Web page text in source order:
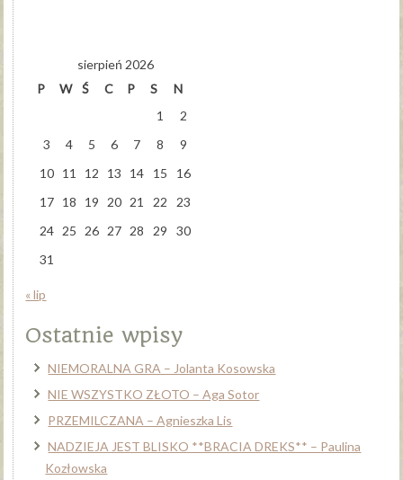
sierpień 2026
P
W Ś C P S
N
1
2
3
4 5 6 7 8
9
10 11 12 13 14 15
16
17 18 19 20 21 22
23
24 25 26 27 28 29
30
31
« lip
Ostatnie wpisy
NIEMORALNA GRA – Jolanta Kosowska
NIE WSZYSTKO ZŁOTO – Aga Sotor
PRZEMILCZANA – Agnieszka Lis
NADZIEJA JEST BLISKO **BRACIA DREKS** – Paulina
Kozłowska